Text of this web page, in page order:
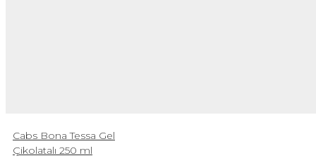
Cabs Bona Tessa Gel
Çikolatalı 250 ml